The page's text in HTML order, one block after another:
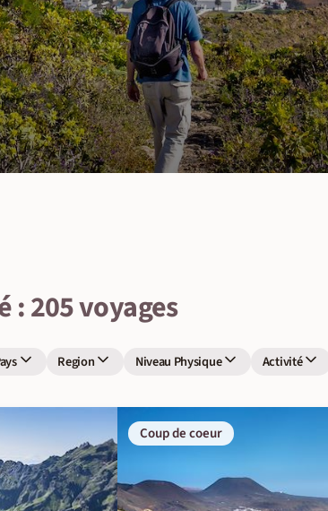
: 205 voyages
Region Niveau Physique Activité
Coup de coeur